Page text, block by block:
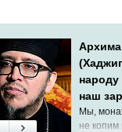
наш
Мы,
не